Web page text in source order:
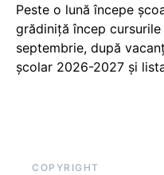
Peste o lună începe
grădiniță încep
septembrie, după
școlar 2026-2027 și
COPYRIGHT